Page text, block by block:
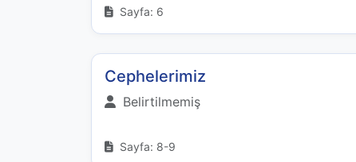
Sayfa: 6
Cephelerimiz
Belirtilmemiş
Sayfa: 8-9